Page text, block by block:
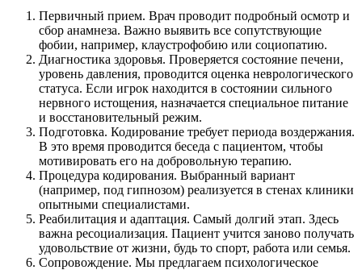
Первичный прием. Врач проводит подробный осмотр и
сбор анамнеза. Важно выявить все сопутствующие
фобии, например, клаустрофобию или социопатию.
Диагностика здоровья. Проверяется состояние печени,
уровень давления, проводится оценка неврологического
статуса. Если игрок находится в состоянии сильного
нервного истощения, назначается специальное питание
и восстановительный режим.
Подготовка. Кодирование требует периода воздержания.
В это время проводится беседа с пациентом, чтобы
мотивировать его на добровольную терапию.
Процедура кодирования. Выбранный вариант
(например, под гипнозом) реализуется в стенах клиники
опытными специалистами.
Реабилитация и адаптация. Самый долгий этап. Здесь
важна ресоциализация. Пациент учится заново получать
удовольствие от жизни, будь то спорт, работа или семья.
Сопровождение. Мы предлагаем психологическое